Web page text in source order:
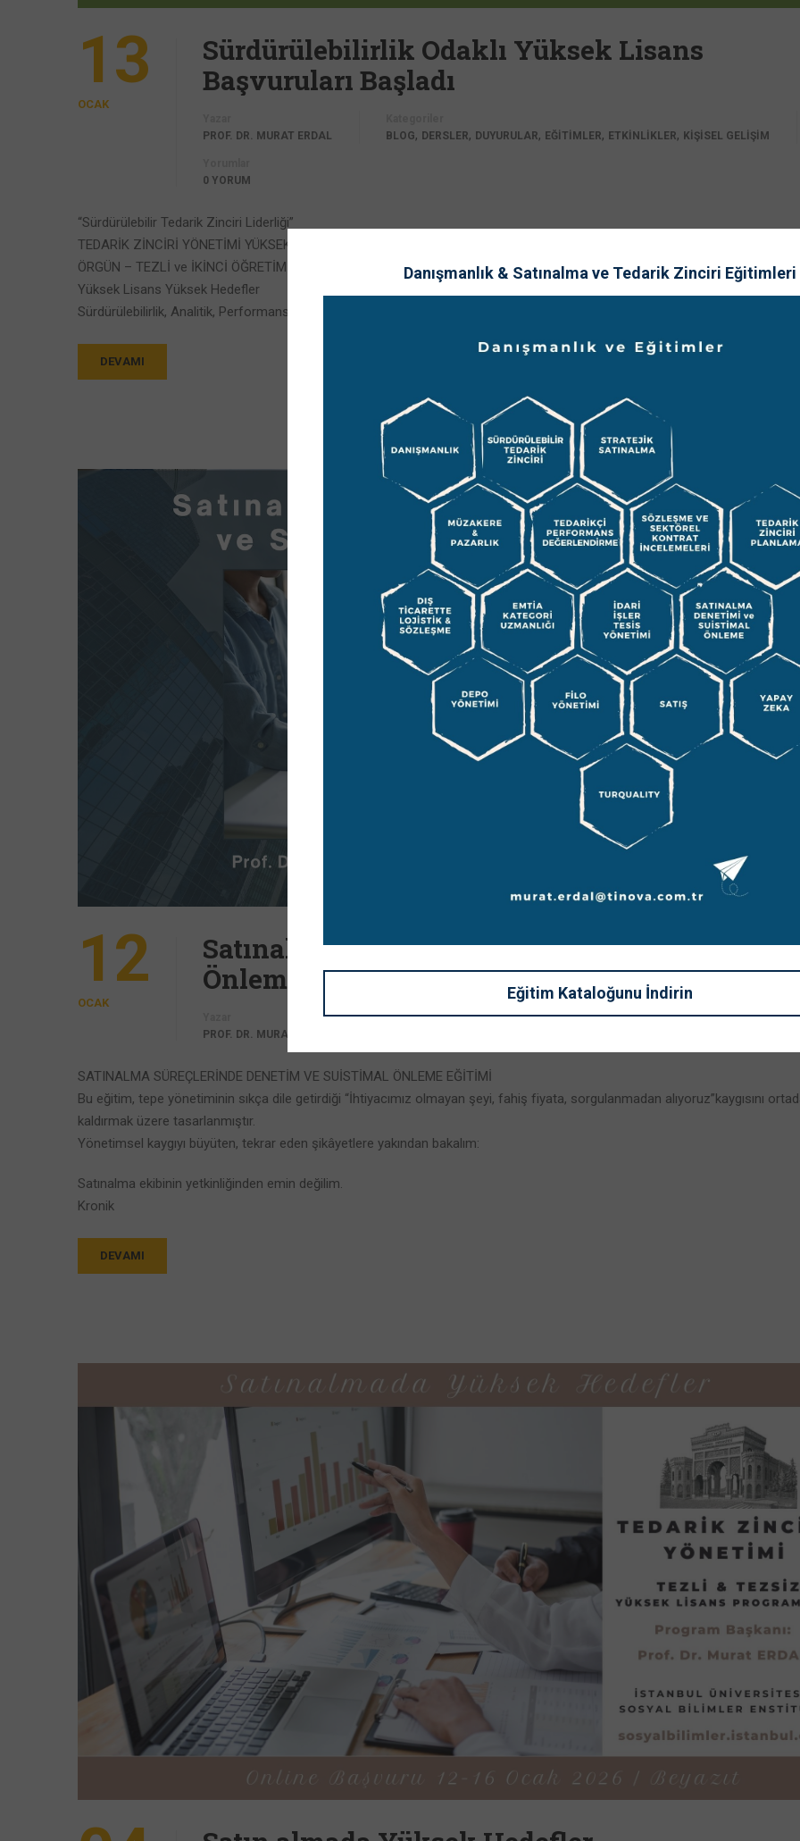
13
OCAK
Sürdürülebilirlik Odaklı Yüksek Lisans
Başvuruları Başladı
PROF. DR. MURAT ERDAL
BLOG, DERSLER, DUYURULAR, EĞİTİMLER, ETKİNLİKLER, KİŞİSEL GELİŞİM
0 YORUM
“Sürdürülebilir Tedarik Zinciri Liderliği”
TEDARİK ZİNCİRİ YÖNETİMİ YÜKSEK LİSANS PROGRAMLARI
ÖRGÜN – TEZLİ ve İKİNCİ ÖĞRETİM TEZSİZ YÜKSEK LİSANS PROGRAMLARI
Yüksek Lisans Yüksek Hedefler
Sürdürülebilirlik, Analitik, Performans Göstergeleri (KPI’lar) ve Yapay Zeka uygulamaları ile güncel iş hayatının hızını
DEVAMI
12
OCAK
Satınalma Süreçlerinde Denetim ve Suistimal
Önleme Eğitimi
PROF. DR. MURAT ERDAL
Kategoriler
Yorumlar
SATINALMA SÜREÇLERİNDE DENETİM VE SUİSTİMAL ÖNLEME EĞİTİMİ
Bu eğitim, tepe yönetiminin sıkça dile getirdiği “İhtiyacımız olmayan şeyi, fahiş fiyata, sorgulanmadan alıyoruz”kaygısını
kaldırmak üzere tasarlanmıştır.
Yönetimsel kaygıyı büyüten, tekrar eden şikâyetlere yakından bakalım:
Satınalma ekibinin yetkinliğinden emin değilim.
Kronik
DEVAMI
Danışmanlık & Satınalma ve Tedarik Zinciri Eğitimleri
Eğitim Kataloğunu İndirin